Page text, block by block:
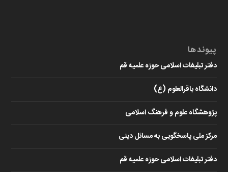
پیوندها
دفتر تبلیغات اسلامی حوزه علمیه قم
دانشگاه باقرالعلوم (ع)
پژوهشگاه علوم و فرهنگ اسلامی
مرکز ملی پاسخگویی به مسائل دینی
دفتر تبلیغات اسلامی حوزه علمیه قم